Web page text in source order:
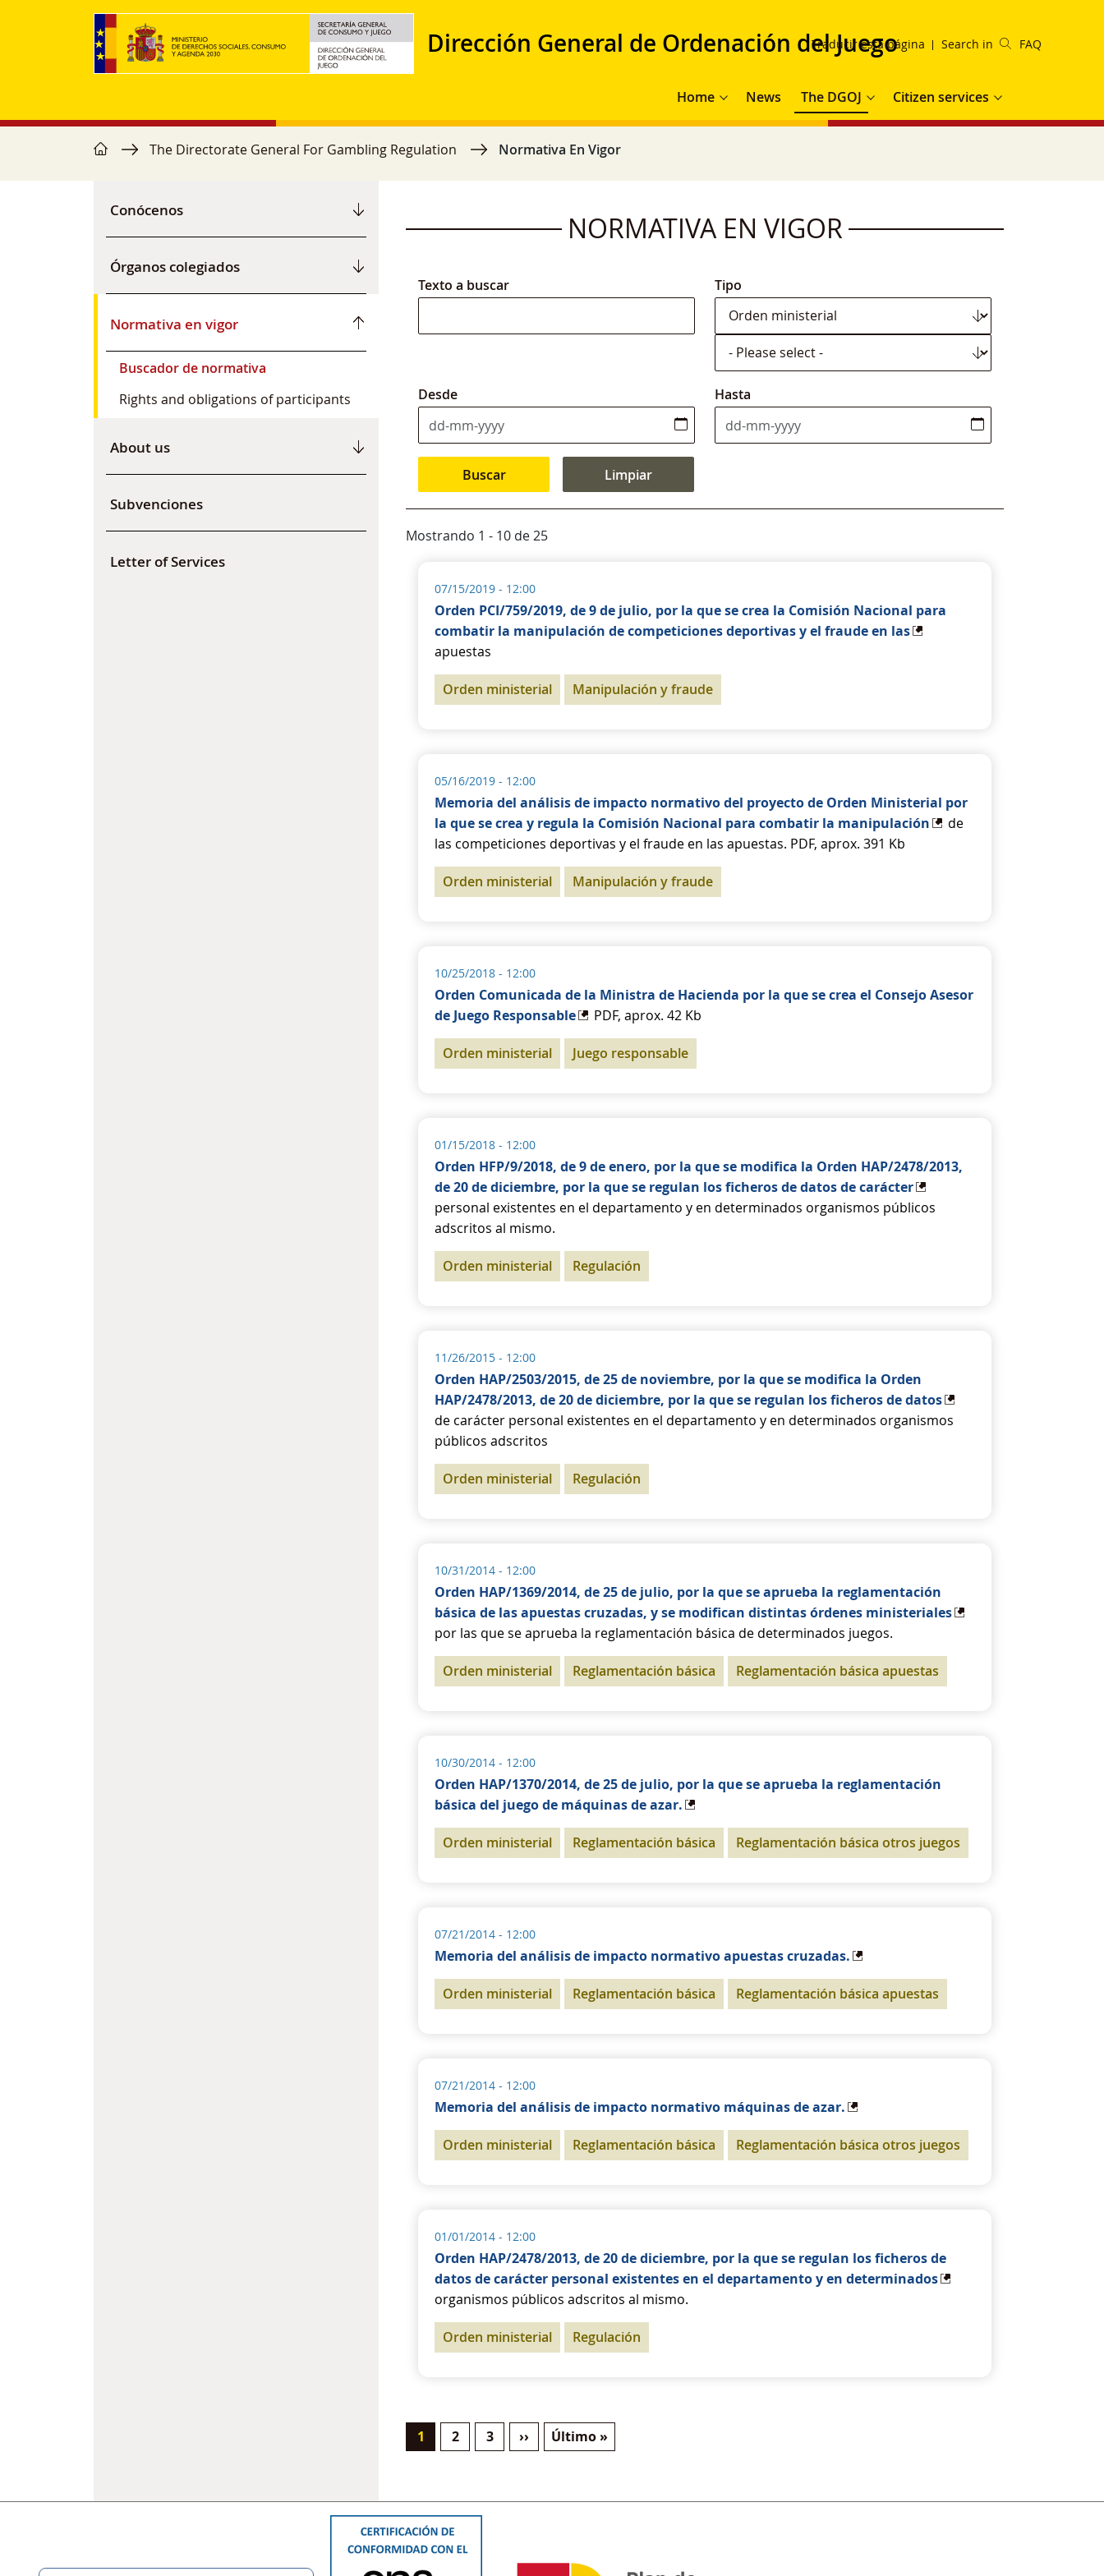
Skip to main content
Dirección General de Ordenación del Juego
Traducir esta página Search in FAQ
Main navigation
Home News The DGOJ Citizen services
Breadcrumb
home The Directorate General For Gambling Regulation Normativa En Vigor
Conócenos
Órganos colegiados
Normativa en vigor
Buscador de normativa
Rights and obligations of participants
About us
Subvenciones
Letter of Services
NORMATIVA EN VIGOR
Texto a buscar Tipo
Desde Hasta
Mostrando 1 - 10 de 25
07/15/2019 - 12:00
Orden PCI/759/2019, de 9 de julio, por la que se crea la Comisión Nacional para
combatir la manipulación de competiciones deportivas y el fraude en las
apuestas
Orden ministerial Manipulación y fraude
05/16/2019 - 12:00
Memoria del análisis de impacto normativo del proyecto de Orden Ministerial por
la que se crea y regula la Comisión Nacional para combatir la manipulación
de
las competiciones deportivas y el fraude en las apuestas. PDF, aprox. 391 Kb
Orden ministerial Manipulación y fraude
10/25/2018 - 12:00
Orden Comunicada de la Ministra de Hacienda por la que se crea el Consejo Asesor
de Juego Responsable
PDF, aprox. 42 Kb
Orden ministerial Juego responsable
01/15/2018 - 12:00
Orden HFP/9/2018, de 9 de enero, por la que se modifica la Orden HAP/2478/2013,
de 20 de diciembre, por la que se regulan los ficheros de datos de carácter
personal existentes en el departamento y en determinados organismos públicos
adscritos al mismo.
Orden ministerial Regulación
11/26/2015 - 12:00
Orden HAP/2503/2015, de 25 de noviembre, por la que se modifica la Orden
HAP/2478/2013, de 20 de diciembre, por la que se regulan los ficheros de datos
de carácter personal existentes en el departamento y en determinados organismos
públicos adscritos
Orden ministerial Regulación
10/31/2014 - 12:00
Orden HAP/1369/2014, de 25 de julio, por la que se aprueba la reglamentación
básica de las apuestas cruzadas, y se modifican distintas órdenes ministeriales
por las que se aprueba la reglamentación básica de determinados juegos.
Orden ministerial Reglamentación básica Reglamentación básica apuestas
10/30/2014 - 12:00
Orden HAP/1370/2014, de 25 de julio, por la que se aprueba la reglamentación
básica del juego de máquinas de azar.
Orden ministerial Reglamentación básica Reglamentación básica otros juegos
07/21/2014 - 12:00
Memoria del análisis de impacto normativo apuestas cruzadas.
Orden ministerial Reglamentación básica Reglamentación básica apuestas
07/21/2014 - 12:00
Memoria del análisis de impacto normativo máquinas de azar.
Orden ministerial Reglamentación básica Reglamentación básica otros juegos
01/01/2014 - 12:00
Orden HAP/2478/2013, de 20 de diciembre, por la que se regulan los ficheros de
datos de carácter personal existentes en el departamento y en determinados
organismos públicos adscritos al mismo.
Orden ministerial Regulación
Pagination
Current page
1 Page
2 Page
3 Next page
›› Last page
Último »